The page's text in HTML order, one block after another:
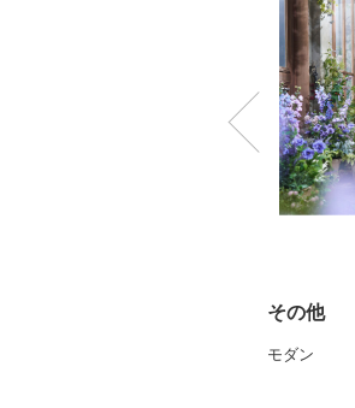
その他
モダン